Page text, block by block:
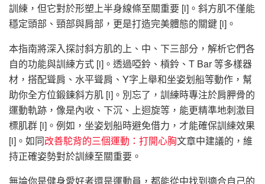
訓練，但它對於形塑上半身線條至關重要 [i]。斜方肌不僅能
穩定頭部、頸部與肩部，更是打造完美體態的關鍵 [i]。
本指南將深入探討斜方肌的上、中、下三部分，解析它們各
自的功能與訓練方式 [i]。透過啞鈴、槓鈴、T Bar 等多樣器
材，搭配聳肩、水平聳肩、Y字上舉和坐姿划船等動作，幫
助你全方位鍛鍊斜方肌 [i]。別忘了，訓練時專注於肩胛骨的
運動軌跡，像是內收、下沉、上迴旋等，能更精準地刺激目
標肌群 [i]。例如，坐姿划船時避免借力，才能確保訓練效果
[i]。如同改善駝背的三個運動：打開心胸文章中建議的，維
持正確姿勢對於訓練至關重要。
無論你是健身愛好者還是運動員，都能從中找到適合自己的